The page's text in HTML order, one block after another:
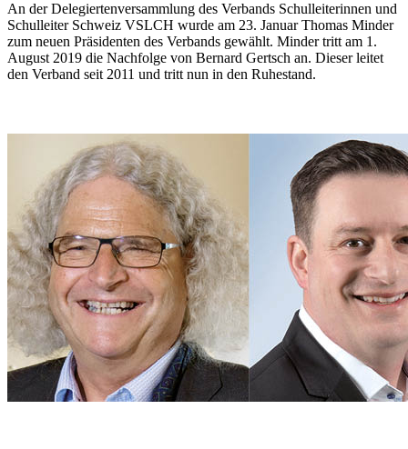
An der Delegiertenversammlung des Verbands Schulleiterinnen und
Schulleiter Schweiz VSLCH wurde am 23. Januar Thomas Minder
zum neuen Präsidenten des Verbands gewählt. Minder tritt am 1.
August 2019 die Nachfolge von Bernard Gertsch an. Dieser leitet
den Verband seit 2011 und tritt nun in den Ruhestand.